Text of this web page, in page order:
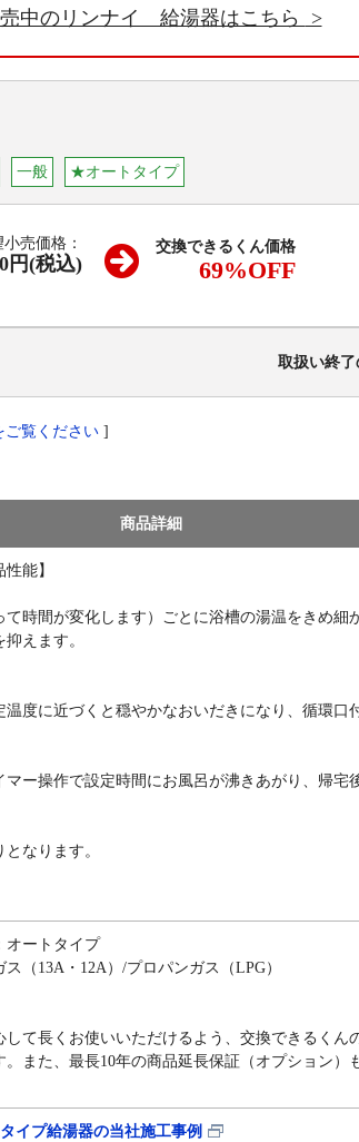
中のリンナイ 給湯器はこちら
一般 ★オートタイプ
売価格：
円(税込)
交換できるくん価格
69%OFF
取扱い終
ご覧ください ]
商品詳細
能】
て時間が変化します）ごとに浴槽の湯温をきめ細
えます。
温度に近づくと穏やかなおいだきになり、循環口
マー操作で設定時間にお風呂が沸きあがり、帰宅
なります。
オートタイプ
（13A・12A）/プロパンガス（LPG）
して長くお使いいただけるよう、交換できるくん
また、最長10年の商品延長保証（オプション）
イプ給湯器の当社施工事例